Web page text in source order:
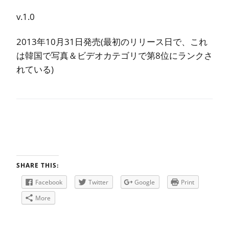
v.1.0
2013年10月31日発売(最初のリリース日で、これ
は韓国で写真＆ビデオカテゴリで第8位にランクさ
れている)
SHARE THIS:
Facebook
Twitter Google
Print
More